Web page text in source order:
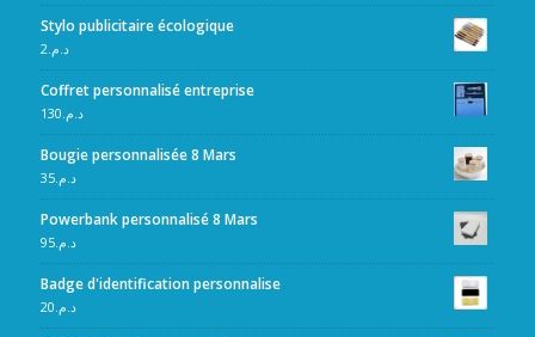
Stylo publicitaire écologique
د.م.2
Coffret personnalisé entreprise
د.م.130
Bougie personnalisée 8 Mars
د.م.35
Powerbank personnalisé 8 Mars
د.م.95
Badge d'identification personnalise
د.م.20